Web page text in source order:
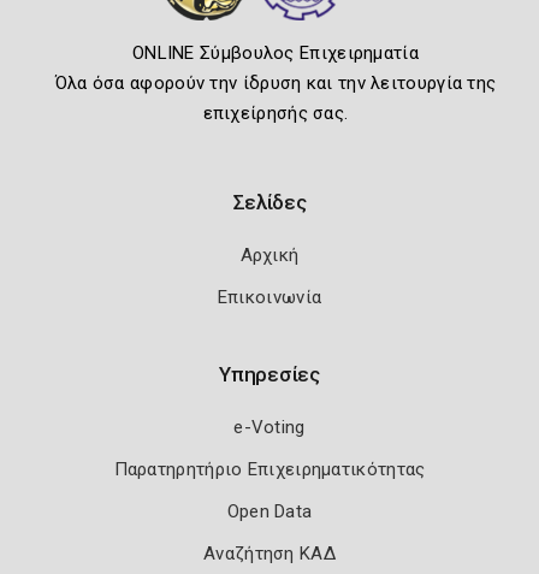
ONLINE Σύμβουλος Επιχειρηματία
Όλα όσα αφορούν την ίδρυση και την λειτουργία της
επιχείρησής σας.
Σελίδες
Αρχική
Επικοινωνία
Υπηρεσίες
e-Voting
Παρατηρητήριο Επιχειρηματικότητας
Open Data
Αναζήτηση ΚΑΔ